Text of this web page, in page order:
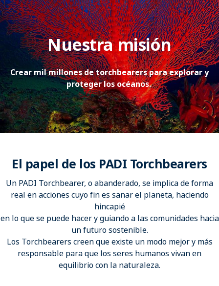
Nuestra misión
Crear mil millones de torchbearers para explorar y
proteger los océanos.
El papel de los PADI Torchbearers
Un PADI Torchbearer, o abanderado, se implica de forma
real en acciones cuyo fin es sanar el planeta, haciendo
hincapié
en lo que se puede hacer y guiando a las comunidades hacia
un futuro sostenible.
Los Torchbearers creen que existe un modo mejor y más
responsable para que los seres humanos vivan en
equilibrio con la naturaleza.